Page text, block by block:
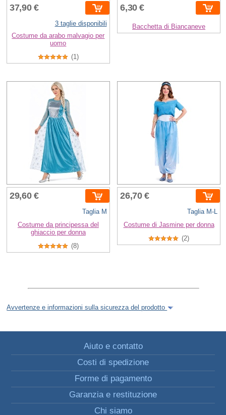
37,90 €
3 taglie disponibili
Costume da arabo malvagio per
uomo
(1)
6,30 €
Bacchetta di Biancaneve
29,60 €
Taglia M
Costume da principessa del
ghiaccio per donna
(8)
26,70 €
Taglia M-L
Costume di Jasmine per donna
(2)
Avvertenze e informazioni sulla sicurezza del prodotto
Aiuto e contatto
Costi di spedizione
Forme di pagamento
Garanzia e restituzione
Chi siamo